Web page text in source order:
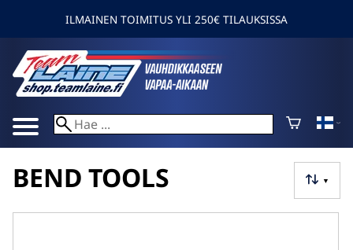
ILMAINEN TOIMITUS YLI 250€ TILAUKSISSA
▼
BEND TOOLS